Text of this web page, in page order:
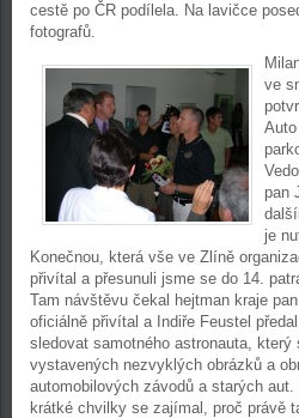
cestě po ČR podílela. Na lavičce
fotografů.
ve
pan
je
Konečnou, která vše ve Zlíně
přivítal a přesunuli jsme se do 14.
Tam návštěvu čekal hejtman kraje
oficiálně přivítal a Indiře Feustel
sledovat samotného astronauta, který
vystavených nezvyklých obrázků a
automobilových závodů a starých
krátké chvilky se zajímal, proč právě